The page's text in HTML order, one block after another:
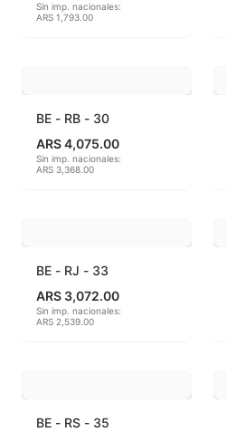
Kingtsugi
Lápices y rotuladores
Libros y Revistas
MAYCO BRUSHES
MAYCO DESIGNER LINER
Sin imp. nacionales:
ARS 1,793.00
BE - RB - 30
ARS 4,075.00
Sin imp. nacionales:
ARS 3,368.00
BE - RJ - 33
ARS 3,072.00
Sin imp. nacionales:
ARS 2,539.00
BE - RS - 35